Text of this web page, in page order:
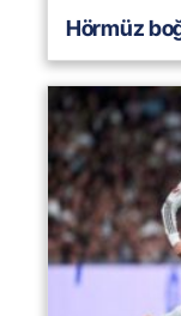
Hörmüz